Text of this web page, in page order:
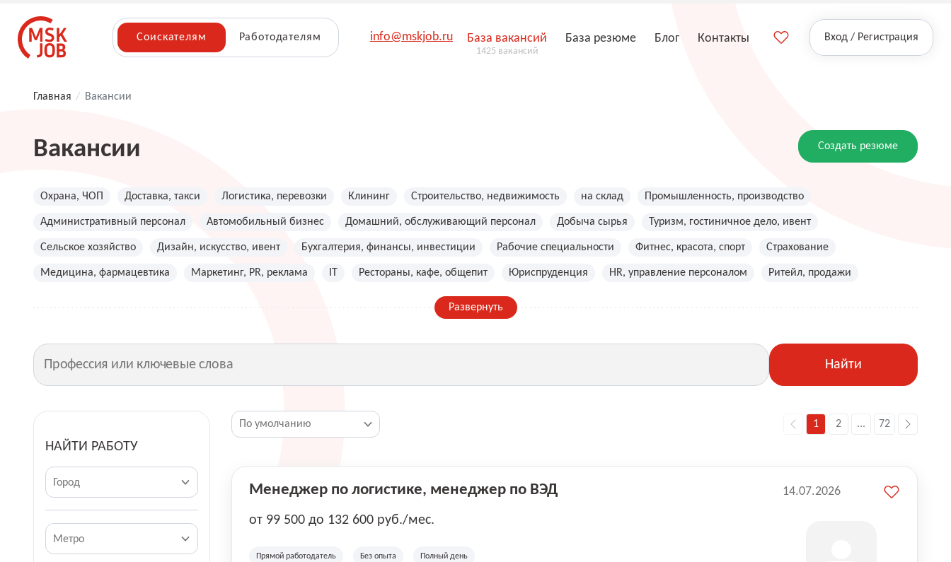
Соискателям Работодателям info@mskjob.ru База вакансий
1425 вакансий
База резюме Блог Контакты Вход / Регистрация
Главная / Вакансии
Вакансии Создать резюме
Охрана, ЧОП Доставка, такси Логистика, перевозки Клининг Строительство, недвижимость на склад Промышленность, производство
Административный персонал Автомобильный бизнес Домашний, обслуживающий персонал Добыча сырья Туризм, гостиничное дело, ивент
Сельское хозяйство Дизайн, искусство, ивент Бухгалтерия, финансы, инвестиции Рабочие специальности Фитнес, красота, спорт Страхование
Медицина, фармацевтика Маркетинг, PR, реклама Рестораны, кафе, общепит Юриспруденция HR, управление персоналом Ритейл, продажи
Развернуть
Найти
НАЙТИ РАБОТУ
Город
Метро
1 2 ... 72
Менеджер по логистике, менеджер по ВЭД
от 99 500 до 132 600 руб./мес.
Прямой работодатель Без опыта Полный день
14.07.2026